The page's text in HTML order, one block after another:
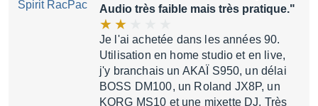
Audio très faible mais très pratique."
Je l'ai achetée dans les années 90.
Utilisation en home studio et en live,
j'y branchais un AKAÏ S950, un délai
BOSS DM100, un Roland JX8P, un
KORG MS10 et une mixette DJ. Très